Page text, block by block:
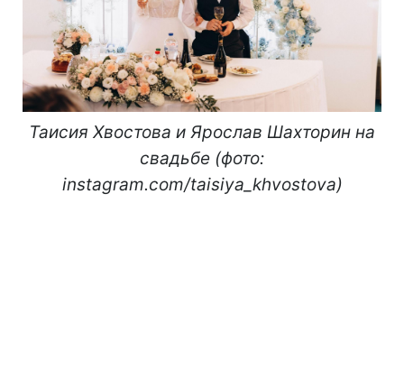
Таисия Хвостова и Ярослав Шахторин на
свадьбе (фото:
instagram.com/taisiya_khvostova)